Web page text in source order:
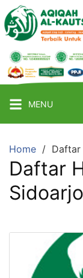
Skip
to
content
Aqiqah
Sidoarjo
Terbaik
Catering
&
Terpercaya
MENU
Home Daftar
Daftar
Sidoarjo